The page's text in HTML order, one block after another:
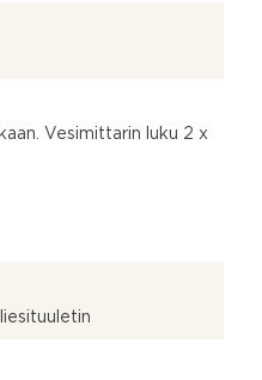
Vesimittarin luku 2 x